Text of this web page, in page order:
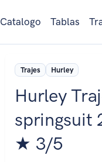
Catalogo
Tablas
Trajes Hurley
Hurley
springsuit
★ 3/5